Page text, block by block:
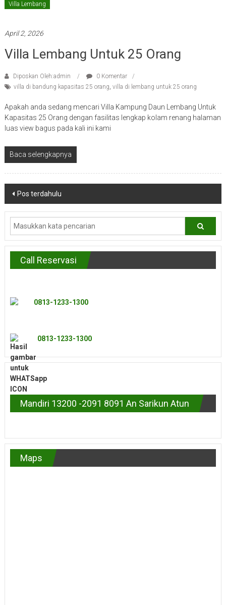
Villa Lembang
April 2, 2026
Villa Lembang Untuk 25 Orang
Diposkan Oleh:admin
0 Komentar
villa di bandung kapasitas 25 orang, villa di lembang untuk 25 orang
Apakah anda sedang mencari Villa Kampung Daun Lembang Untuk
Kapasitas 25 Orang dengan fasilitas lengkap kolam renang halaman
luas view bagus pada kali ini kami
Baca selengkapnya
Navigasi
pos
Pos terdahulu
Call Reservasi
0813-1233-1300
0813-1233-1300
Mandiri 13200 -2091 8091 An Sarikun Atun
Maps